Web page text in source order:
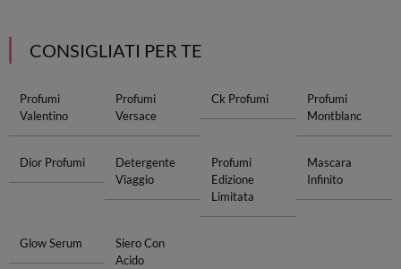
CONSIGLIATI PER TE
Profumi
Valentino
Profumi
Versace
Ck Profumi
Profumi
Montblanc
Dior Profumi
Detergente
Viaggio
Profumi
Edizione
Limitata
Mascara
Infinito
Glow Serum
Siero Con
Acido